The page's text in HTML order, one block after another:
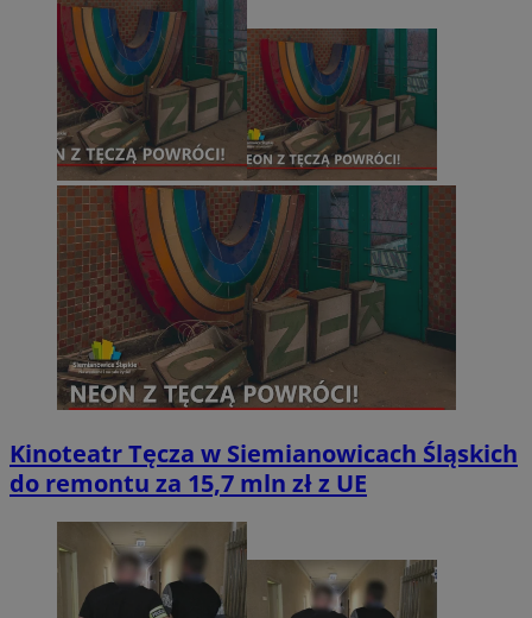
Kinoteatr Tęcza w Siemianowicach Śląskich
do remontu za 15,7 mln zł z UE